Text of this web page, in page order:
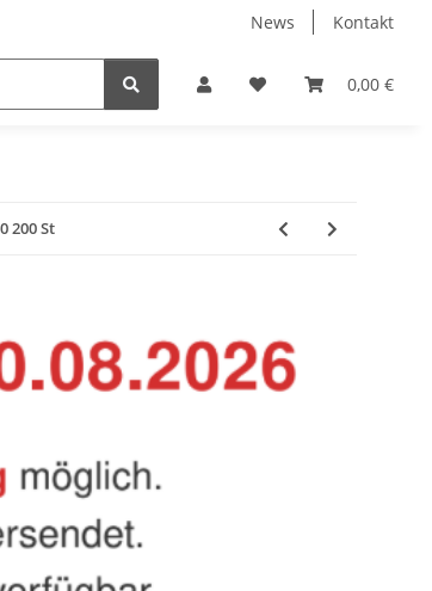
News Kontakt
0,00 €
Belüftung & Entlüftung
200 St